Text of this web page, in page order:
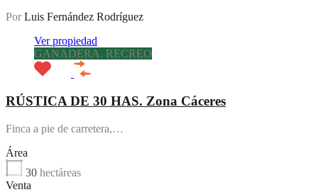
Por Luis Fernández Rodríguez
Ver propiedad
GANADERA. RECREO
RÚSTICA DE 30 HAS. Zona Cáceres
Finca a pie de carretera,…
Área
30 hectáreas
Venta